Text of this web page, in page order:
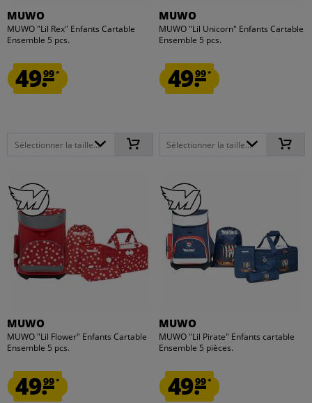
MUWO
MUWO "Lil Rex" Enfants Cartable
Ensemble 5 pcs.
49.99*
Sélectionner la taille...
MUWO
MUWO "Lil Unicorn" Enfants Cartable
Ensemble 5 pcs.
49.99*
Sélectionner la taille...
MUWO
MUWO "Lil Flower" Enfants Cartable
Ensemble 5 pcs.
49.99*
MUWO
MUWO "Lil Pirate" Enfants cartable
Ensemble 5 pièces.
49.99*